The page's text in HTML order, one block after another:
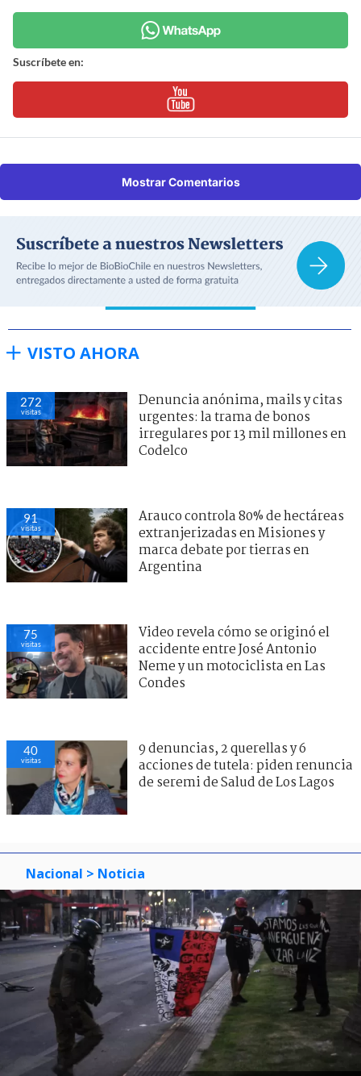
Suscríbete en:
Mostrar Comentarios
VISTO AHORA
272
visitas
Denuncia anónima, mails y citas
urgentes: la trama de bonos
irregulares por 13 mil millones en
Codelco
91
visitas
Arauco controla 80% de hectáreas
extranjerizadas en Misiones y
marca debate por tierras en
Argentina
75
visitas
Video revela cómo se originó el
accidente entre José Antonio
Neme y un motociclista en Las
Condes
40
visitas
9 denuncias, 2 querellas y 6
acciones de tutela: piden renuncia
de seremi de Salud de Los Lagos
Nacional > Noticia